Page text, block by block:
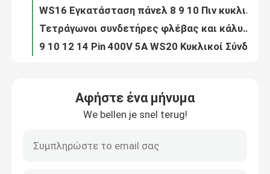
Επικοινωνήστε μαζί μας
Ειδήσεις
Στρογγυλή φλέβα 2 ~ 7 πινές Gx12 Σύνδεσμος αεροπορίας 3A 200V Για τοποθέτηση πάνελ
Στρατιωτικός σύνδεσμος Gx12 5 Pin Αρσενικός και Θηλυκός, σύνδεση 2 3 4 5 6 7 Pin 3A 200V
Αφήστε ένα μήνυμα
We bellen je snel terug!